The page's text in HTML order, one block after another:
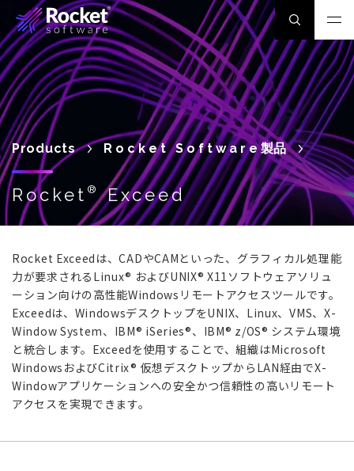
Products Rocket Software製品
Rocket ® Exceed
Rocket Exceedは、CADやCAMといった、グラフィカル処理能
力が要求されるLinux® およびUNIX® X11ソフトウェアソリュ
ーション向けの高性能Windowsリモートアクセスツールです。
Exceedは、WindowsデスクトップをUNIX、Linux、VMS、X-
Window System、IBM® iSeries®、IBM® z/OS® システム環境
と統合します。Exceedを使用することで、組織はMicrosoft
WindowsおよびCitrix® 仮想デスクトップからLAN経由でX-
Windowアプリケーションへの安全かつ信頼性の高いリモート
アクセスを実現できます。